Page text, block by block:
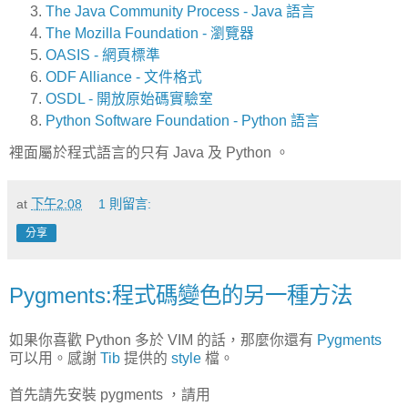
The Java Community Process - Java 語言
The Mozilla Foundation - 瀏覽器
OASIS - 網頁標準
ODF Alliance - 文件格式
OSDL - 開放原始碼實驗室
Python Software Foundation - Python 語言
裡面屬於程式語言的只有 Java 及 Python 。
at 下午2:08 1 則留言:
分享
Pygments:程式碼變色的另一種方法
如果你喜歡 Python 多於 VIM 的話，那麼你還有 Pygments
可以用。感謝 Tib 提供的 style 檔。
首先請先安裝 pygments ，請用